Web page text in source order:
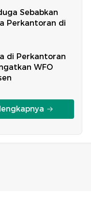
Sebabkan
Perkantoran di
di Perkantoran
WFO